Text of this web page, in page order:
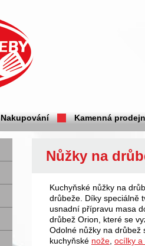
Nakupování Kamenná
Nůžky na
Kuchyňské nůžky na
drůbeže. Díky speciálně
usnadní přípravu masa
drůbež Orion, které se
Odolné nůžky na drůbež
kuchyňské nože ocílky a